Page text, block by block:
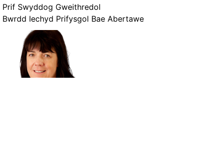
Prif Swyddog Gweithredol
Bwrdd Iechyd Prifysgol Bae Abertawe